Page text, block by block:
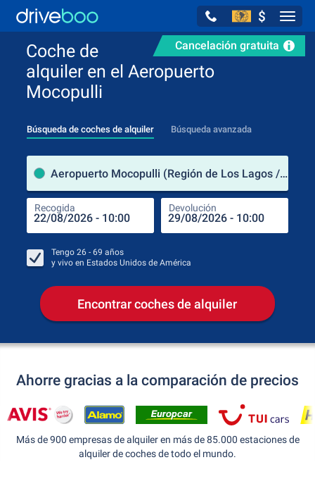
$
Cancelación gratuita
Coche de
alquiler en el Aeropuerto
Mocopulli
Búsqueda de coches de alquiler Búsqueda avanzada
Aeropuerto Mocopulli (Región de Los Lagos / Chile)
Recogida Devolución
Tengo 26 - 69 años
y vivo en Estados Unidos de América
Encontrar coches de alquiler
Ahorre gracias a la comparación de precios
Más de 900 empresas de alquiler en más de 85.000 estaciones de
alquiler de coches de todo el mundo.